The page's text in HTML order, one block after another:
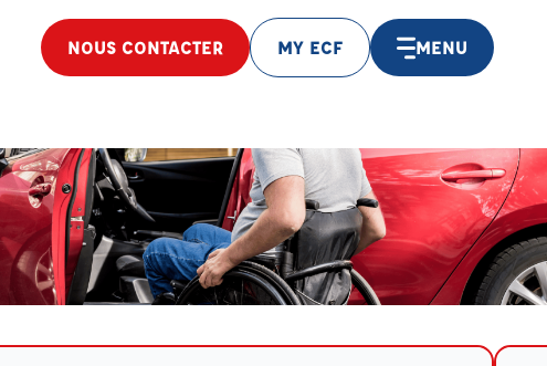
NOUS CONTACTER MY ECF MENU